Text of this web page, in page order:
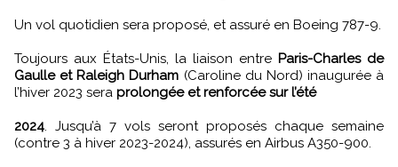
Un vol quotidien sera proposé, et assuré en Boeing 787-9.
Toujours aux États-Unis, la liaison entre Paris-Charles de
Gaulle et Raleigh Durham (Caroline du Nord) inaugurée à
l’hiver 2023 sera prolongée et renforcée sur l’été
2024. Jusqu’à 7 vols seront proposés chaque semaine
(contre 3 à hiver 2023-2024), assurés en Airbus A350-900.